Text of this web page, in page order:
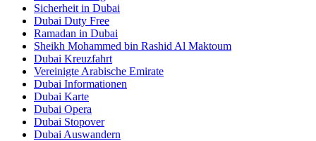
Sicherheit in Dubai
Dubai Duty Free
Ramadan in Dubai
Sheikh Mohammed bin Rashid Al Maktoum
Dubai Kreuzfahrt
Vereinigte Arabische Emirate
Dubai Informationen
Dubai Karte
Dubai Opera
Dubai Stopover
Dubai Auswandern